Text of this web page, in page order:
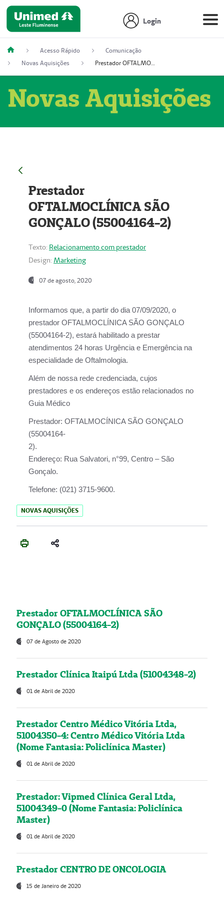
Login
Acesso Rápido
Comunicação
Novas Aquisições
Prestador OFTALMOCLÍNICA SÃO GONÇALO (55004164-2)
Novas Aquisições
Prestador
OFTALMOCLÍNICA SÃO
GONÇALO (55004164-2)
Texto: Relacionamento com prestador
Design: Marketing
07 de agosto, 2020
Informamos que, a partir do dia07/09/2020, o
prestador OFTALMOCLÍNICA SÃO GONÇALO
(55004164-2), estará habilitado a prestar
atendimentos 24 horas Urgência e Emergência na
especialidade de Oftalmologia.
Além de nossa rede credenciada, cujos
prestadores e os endereços estão relacionados no
Guia Médico
Prestador: OFTALMOCÍNICA SÃO GONÇALO
(55004164-
2).
Endereço: Rua Salvatori, n°99, Centro – São
Gonçalo.
Telefone: (021) 3715-9600.
NOVAS AQUISIÇÕES
Prestador OFTALMOCLÍNICA SÃO
GONÇALO (55004164-2)
07 de Agosto de 2020
Prestador Clínica Itaipú Ltda (51004348-2)
01 de Abril de 2020
Prestador Centro Médico Vitória Ltda,
51004350-4: Centro Médico Vitória Ltda
(Nome Fantasia: Policlínica Master)
01 de Abril de 2020
Prestador: Vipmed Clínica Geral Ltda,
51004349-0 (Nome Fantasia: Policlínica
Master)
01 de Abril de 2020
Prestador CENTRO DE ONCOLOGIA
15 de Janeiro de 2020